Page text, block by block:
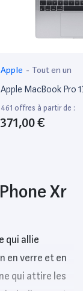
Apple - Tout en un
Apple MacBook Pro
461 offres à partir de :
371,00 €
Xr
qui allie
en verre et en
qui attire les